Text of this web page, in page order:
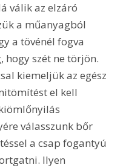
válik az elzáró
a műanyagból
a tövénél fogva
hogy szét ne törjön.
kiemeljük az egész
el kell
válasszunk bőr
a csap fogantyú
Ilyen